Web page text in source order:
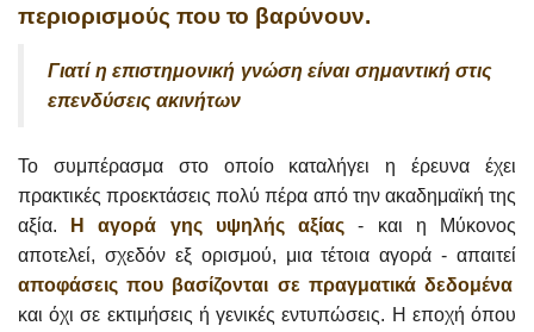
περιορισμούς που το βαρύνουν.
Γιατί η επιστημονική γνώση είναι σημαντική στις
επενδύσεις ακινήτων
Το συμπέρασμα στο οποίο καταλήγει η έρευνα έχει
πρακτικές προεκτάσεις πολύ πέρα από την ακαδημαϊκή της
αξία.
Η αγορά γης υψηλής αξίας- και η Μύκονος
αποτελεί, σχεδόν εξ ορισμού, μια τέτοια αγορά - απαιτεί
αποφάσεις που βασίζονται σε πραγματικά δεδομένα
και όχι σε εκτιμήσεις ή γενικές εντυπώσεις. Η εποχή όπου